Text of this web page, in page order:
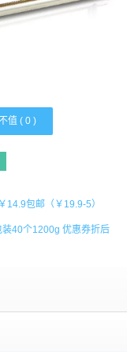
值 ( 0 )
14.9包邮（￥19.9-5）
装40个1200g 优惠券折后